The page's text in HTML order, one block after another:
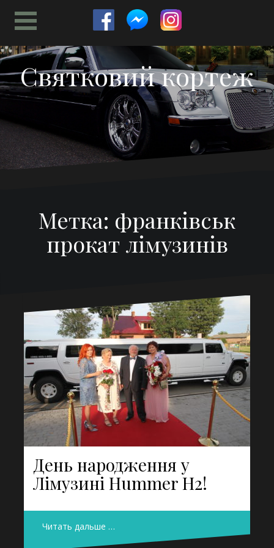
содержимому
Святковий кортеж
Метка: франківськ
прокат лімузинів
День народження у
Лімузині Hummer H2!
Читать дальше …